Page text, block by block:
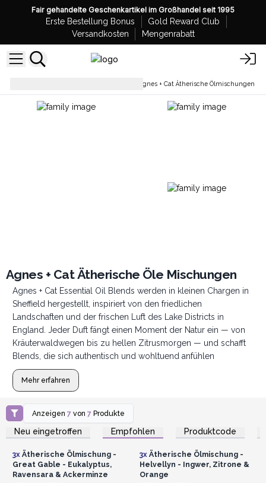
Fair gehandelte Geschenkartikel im Großhandel seit 1995
Erste Bestellung Bonus
Gold Reward Club
Versandkosten
Mengenrabatt
Agnes + Cat Ätherische Ölmischungen
Agnes + Cat Ätherische Öle Mischungen
Agnes + Cat Essential Oil Blends werden in kleinen Chargen in
Sheffield hergestellt, inspiriert von den friedlichen
Landschaften und der frischen Luft des Lake Districts in
England. Jeder Duft fängt einen Moment der Natur ein — von
Kräuterwaldwegen bis zu hellen Zitrusmorgen — und schafft
Blends, die sich authentisch und wohltuend anfühlen
Mehr erfahren
Anzeigen7 von7 Produkte
Neu eingetroffen Empfohlen Produktcode
Anmelden oder
Registrieren für
Großhandelspreise
3xÄtherische Ölmischung -
Great Gable - Eukalyptus,
Ravensara & Ackerminze
Registrieren für
Großhandelspreise
3xÄtherische Ölmischung -
Helvellyn - Ingwer, Zitrone &
Orange